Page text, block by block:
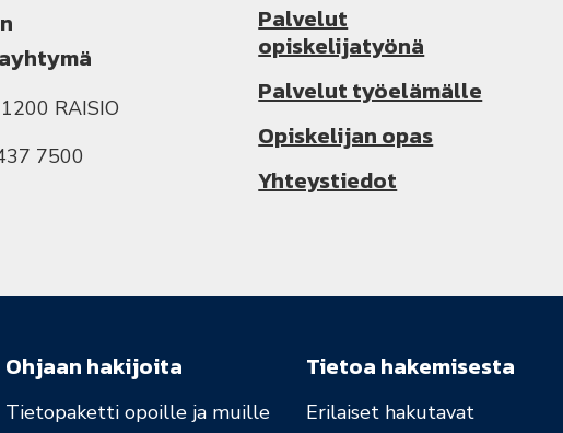
RAISIO
7500
Palvelut
opiskelijatyönä
Palvelut työelämälle
Opiskelijan opas
Yhteystiedot
Ohjaan hakijoita
Tietopaketti opoille ja muille
Tietoa hakemisesta
Erilaiset hakutavat